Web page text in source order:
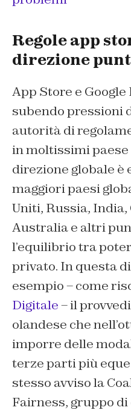
Regole app
direzione
App Store e
subendo pressioni
autorità di
in moltissimi paese
direzione globale
maggiori paesi
Uniti, Russia, India,
Australia e altri
l’equilibrio tra
privato. In questa
esempio – come
Digitale– il
olandese che
imporre delle
terze parti più eque
stesso avviso la
Fairness, gruppo